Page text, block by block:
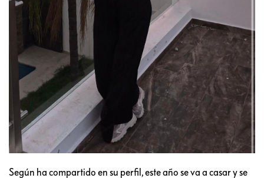
Según ha compartido en su perfil, este año se va a casar y se